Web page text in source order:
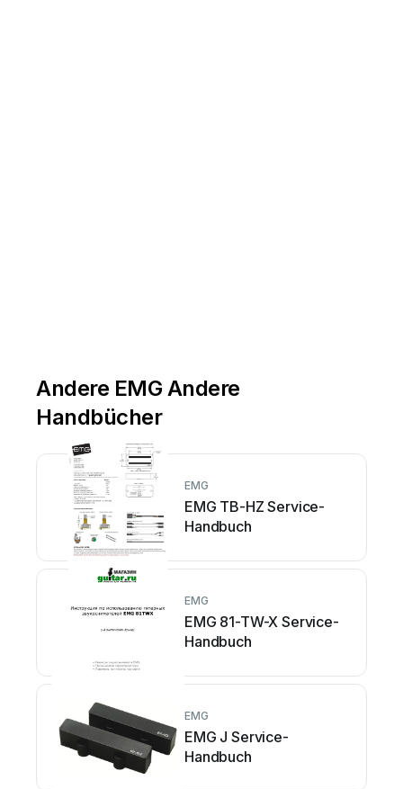
Andere EMG Andere
Handbücher
EMG
EMG TB-HZ Service-
Handbuch
EMG
EMG 81-TW-X Service-
Handbuch
EMG
EMG J Service-
Handbuch